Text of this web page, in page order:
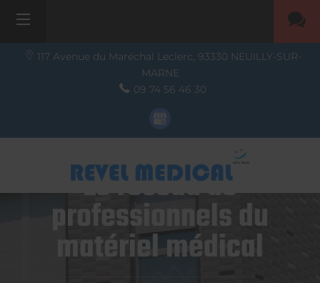
117 Avenue du Maréchal Leclerc, 93330 NEUILLY-SUR-
MARNE
09 74 56 46 30
Le réseau de
professionnels du
matériel médical